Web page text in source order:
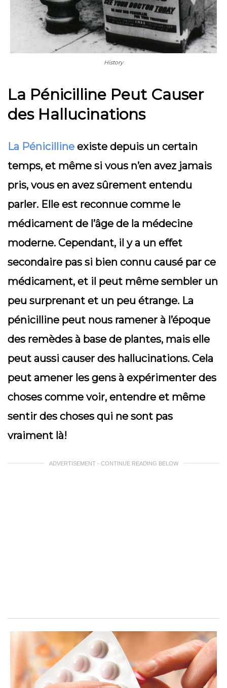
History
La Pénicilline Peut Causer
des Hallucinations
La Pénicilline existe depuis un certain
temps, et même si vous n’en avez jamais
pris, vous en avez sûrement entendu
parler. Elle est reconnue comme le
médicament de l’âge de la médecine
moderne. Cependant, il y a un effet
secondaire pas si bien connu causé par ce
médicament, et il peut même sembler un
peu surprenant et un peu étrange. La
pénicilline peut nous ramener à l’époque
des remèdes à base de plantes, mais elle
peut aussi causer des hallucinations. Cela
peut amener les gens à expérimenter des
choses comme voir, entendre et même
sentir des choses qui ne sont pas
vraiment là!
ADVERTISEMENT - CONTINUE READING BELOW